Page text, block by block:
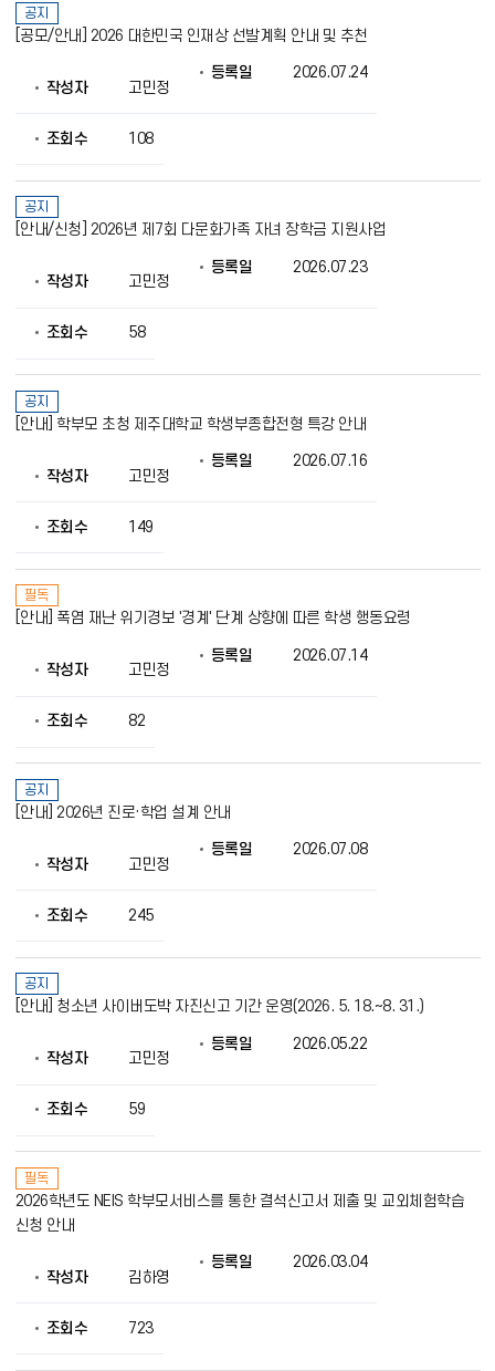
공지
[공모/안내] 2026 대한민국 인재상 선발계획 안내 및 추천
작성자 고민정
등록일 2026.07.24
조회수 108
공지
[안내/신청] 2026년 제7회 다문화가족 자녀 장학금 지원사업
작성자 고민정
등록일 2026.07.23
조회수 58
공지
[안내] 학부모 초청 제주대학교 학생부종합전형 특강 안내
작성자 고민정
등록일 2026.07.16
조회수 149
필독
[안내] 폭염 재난 위기경보 '경계' 단계 상향에 따른 학생 행동요령
작성자 고민정
등록일 2026.07.14
조회수 82
공지
[안내] 2026년 진로·학업 설계 안내
작성자 고민정
등록일 2026.07.08
조회수 245
공지
[안내] 청소년 사이버도박 자진신고 기간 운영(2026. 5. 18.~8. 31.)
작성자 고민정
등록일 2026.05.22
조회수 59
필독
2026학년도 NEIS 학부모서비스를 통한 결석신고서 제출 및 교외체험학습
신청 안내
작성자 김하영
등록일 2026.03.04
조회수 723